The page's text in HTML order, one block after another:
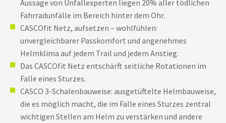
Aussage von Unfallexperten liegen 20% aller tödlichen
Fahrradunfälle im Bereich hinter dem Ohr.
CASCOfit Netz, aufsetzen – wohlfühlen:
unvergleichbarer Passkomfort und angenehmes
Helmklima auf jedem Trail und jedem Anstieg.
Das CASCOfit Netz entschärft seitliche Rotationen im
Falle eines Sturzes.
CASCO 3-Schalenbauweise: ausgetüftelte Helmbauweise,
die es möglich macht, die im Falle eines Sturzes zentral
wichtigen Stellen am Helm zu verstärken und andere